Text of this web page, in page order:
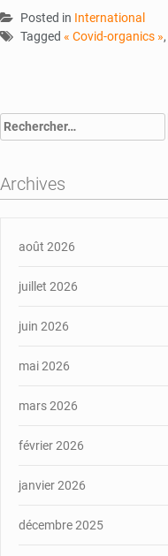
Posted in International
Tagged « Covid-organics »,
Rechercher :
Archives
août 2026
juillet 2026
juin 2026
mai 2026
mars 2026
février 2026
janvier 2026
décembre 2025